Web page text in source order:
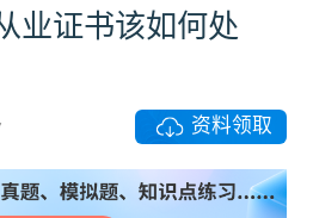
业证书该如何处
资料领取